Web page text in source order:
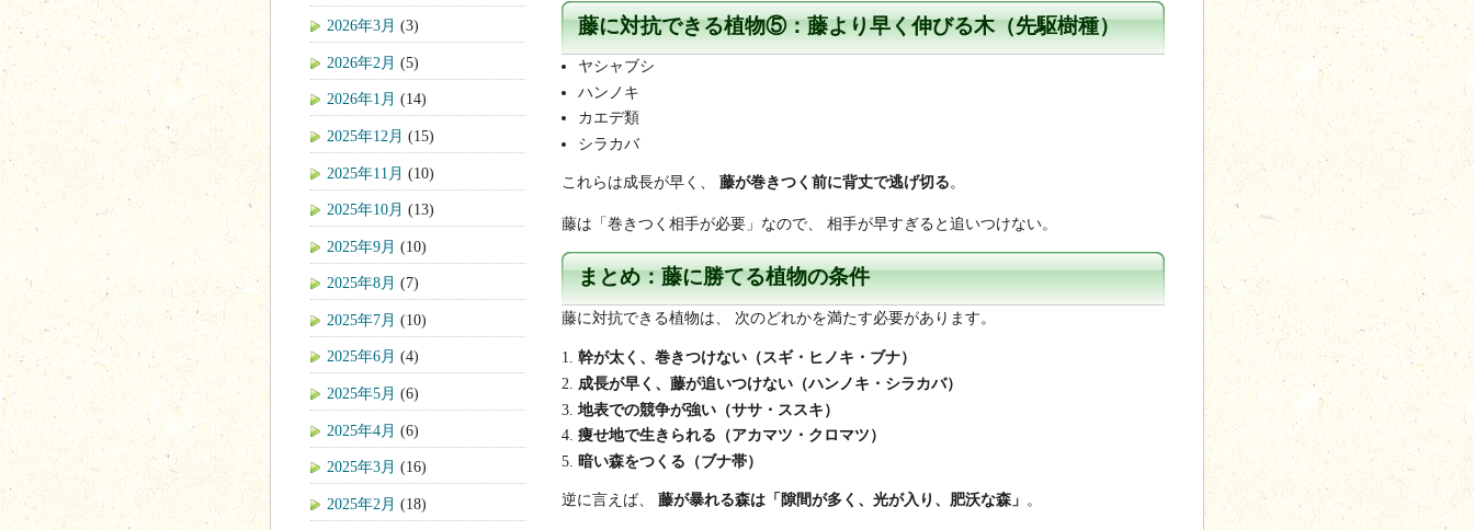
藤に対抗できる植物⑤：藤より早く伸びる木（先駆樹種）
ヤシャブシ
ハンノキ
カエデ類
シラカバ
これらは成長が早く、 藤が巻きつく前に背丈で逃げ切る。
藤は「巻きつく相手が必要」なので、 相手が早すぎると追いつけない。
まとめ：藤に勝てる植物の条件
藤に対抗できる植物は、 次のどれかを満たす必要があります。
幹が太く、巻きつけない（スギ・ヒノキ・ブナ）
成長が早く、藤が追いつけない（ハンノキ・シラカバ）
地表での競争が強い（ササ・ススキ）
痩せ地で生きられる（アカマツ・クロマツ）
暗い森をつくる（ブナ帯）
逆に言えば、 藤が暴れる森は「隙間が多く、光が入り、肥沃な森」 。
2026年3月 (3)
2026年2月 (5)
2026年1月 (14)
2025年12月 (15)
2025年11月 (10)
2025年10月 (13)
2025年9月 (10)
2025年8月 (7)
2025年7月 (10)
2025年6月 (4)
2025年5月 (6)
2025年4月 (6)
2025年3月 (16)
2025年2月 (18)